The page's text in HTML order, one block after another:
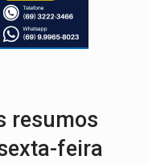
Assembleia Geral delibera greve da educação
Rondoniaovivo abre oficina de Comunicação com
resumos
feira